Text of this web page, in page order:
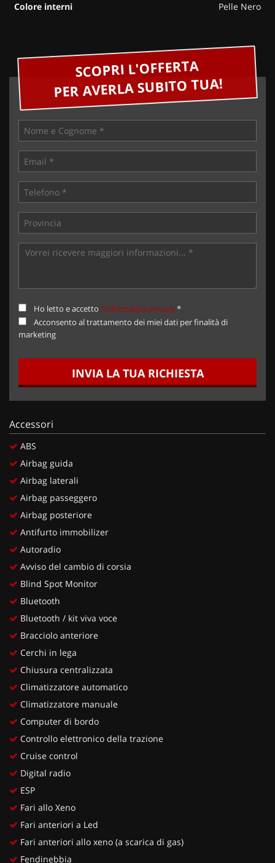
Colore interni
Pelle Nero
SCOPRI L'OFFERTA
PER AVERLA SUBITO TUA!
Ho letto e accetto l'informativa privacy*
Acconsento al trattamento dei miei dati per finalità di
marketing
INVIA LA TUA RICHIESTA
Accessori
ABS
Airbag guida
Airbag laterali
Airbag passeggero
Airbag posteriore
Antifurto immobilizer
Autoradio
Avviso del cambio di corsia
Blind Spot Monitor
Bluetooth
Bluetooth / kit viva voce
Bracciolo anteriore
Cerchi in lega
Chiusura centralizzata
Climatizzatore automatico
Climatizzatore manuale
Computer di bordo
Controllo elettronico della trazione
Cruise control
Digital radio
ESP
Fari allo Xeno
Fari anteriori a Led
Fari anteriori allo xeno (a scarica di gas)
Fendinebbia